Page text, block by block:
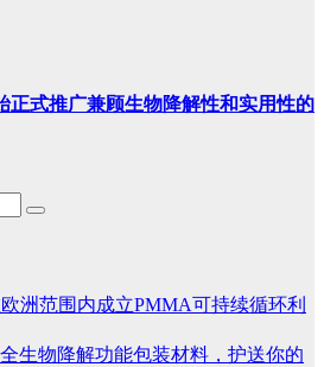
正式推广兼顾生物降解性和实用性的
洲范围内成立PMMA可持续循环利
生物降解功能包装材料，护送你的